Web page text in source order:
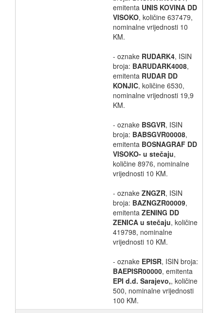
emitenta UNIS KOVINA DD
VISOKO, količine 637479,
nominalne vrijednosti 10
KM.
- oznake RUDARK4, ISIN
broja: BARUDARK4008,
emitenta RUDAR DD
KONJIC, količine 6530,
nominalne vrijednosti 19,9
KM.
- oznake BSGVR, ISIN
broja: BABSGVR00008,
emitenta BOSNAGRAF DD
VISOKO- u stečaju,
količine 8976, nominalne
vrijednosti 10 KM.
- oznake ZNGZR, ISIN
broja: BAZNGZR00009,
emitenta ZENING DD
ZENICA u stečaju, količine
419798, nominalne
vrijednosti 10 KM.
- oznake EPISR, ISIN broja:
BAEPISR00000, emitenta
EPI d.d. Sarajevo,, količine
500, nominalne vrijednosti
100 KM.